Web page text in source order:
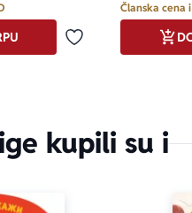
Dodaj u omiljene
Članska cena
kupili su i